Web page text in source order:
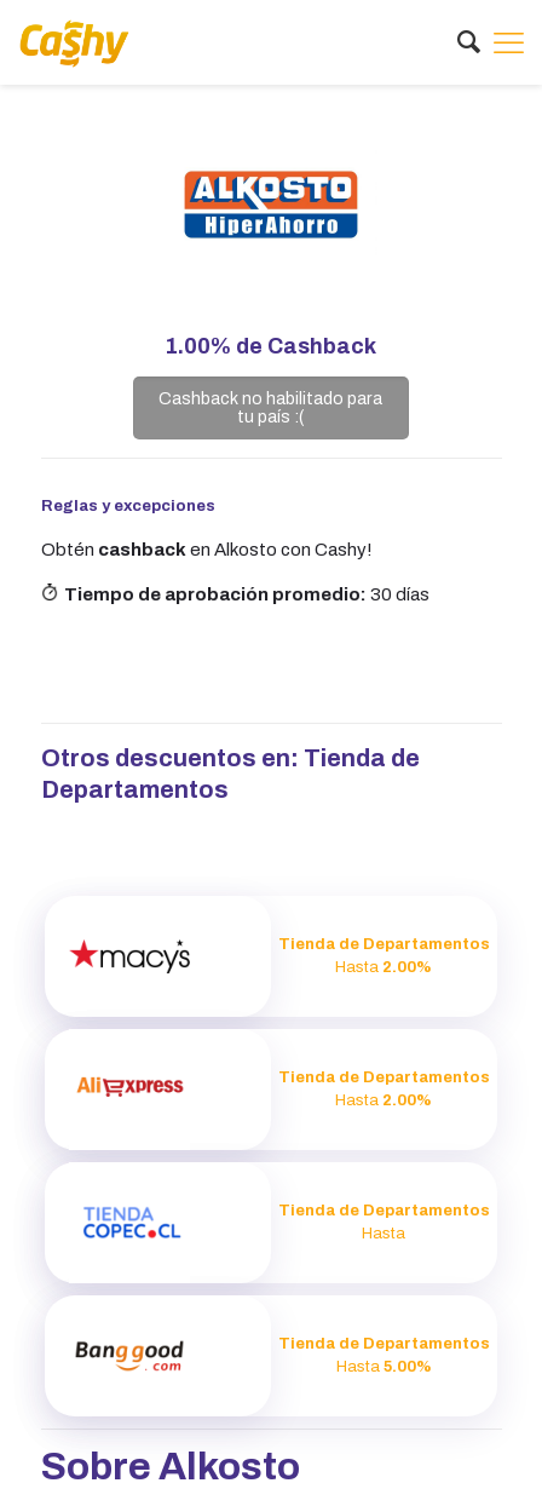
1.00% de Cashback
Cashback no habilitado para
tu país :(
Reglas y excepciones
Obtén cashback en Alkosto con Cashy!
Tiempo de aprobación promedio: 30 días
Otros descuentos en: Tienda de
Departamentos
Tienda de Departamentos
Hasta 2.00%
Tienda de Departamentos
Hasta 2.00%
Tienda de Departamentos
Hasta
Tienda de Departamentos
Hasta 5.00%
Sobre Alkosto